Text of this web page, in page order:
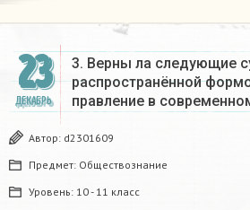
23
ДЕКАБРЬ
3. Верны ла следующие
распространённой
правление в
Автор: d2301609
Предмет: Обществознание
Уровень: 10 - 11 класс